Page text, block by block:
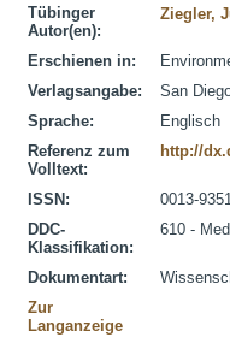
Tübinger
Autor(en):
Ziegler,
Erschienen in:
Verlagsangabe:
San
Sprache:
Englisch
Referenz zum
Volltext:
http://
ISSN:
0013-
DDC-
Klassifikation:
610 -
Dokumentart:
Zur
Langanzeige